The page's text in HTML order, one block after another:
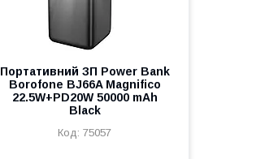
Портативний ЗП Power Bank
Borofone BJ66A Magnifico
22.5W+PD20W 50000 mAh
Black
75057